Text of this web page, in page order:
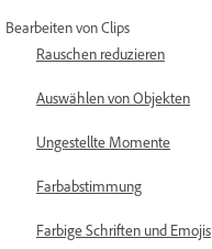
Bearbeiten von Clips
Rauschen reduzieren
Auswählen von Objekten
Ungestellte Momente
Farbabstimmung
Farbige Schriften und Emojis